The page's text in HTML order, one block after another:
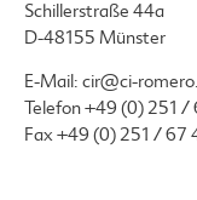
Schillerstraße 44a
D-48155 Münster
E-Mail: cir@ci-
Telefon+49 (0) 251 /
Fax +49 (0) 251 / 67